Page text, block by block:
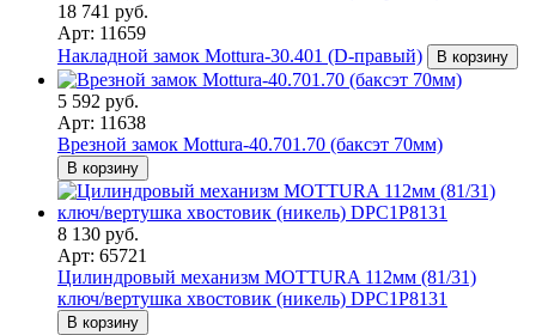
18 741 руб.
Арт: 11659
Накладной замок Mottura-30.401 (D-правый)
В корзину
5 592 руб.
Арт: 11638
Врезной замок Mottura-40.701.70 (баксэт 70мм)
В корзину
8 130 руб.
Арт: 65721
Цилиндровый механизм MOTTURA 112мм (81/31)
ключ/вертушка хвостовик (никель) DPC1P8131
В корзину